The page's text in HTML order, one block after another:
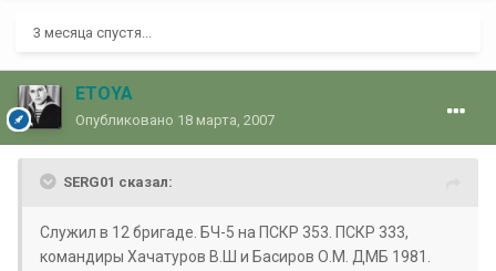
3 месяца спустя...
ETOYA
Опубликовано 18 марта, 2007
SERG01 сказал:
Служил в 12 бригаде. БЧ-5 на ПСКР 353. ПСКР 333,
командиры Хачатуров В.Ш и Басиров О.М. ДМБ 1981.